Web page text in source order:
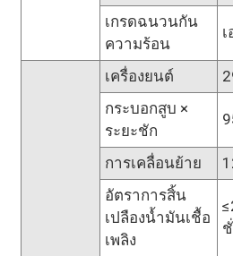
เกรดฉนวนกัน
ความร้อน
เครื่องยนต์
กระบอกสูบ ×
ระยะชัก
การเคลื่อนย้าย
อัตราการสิ้น
เปลืองน้ำมันเชื้อ
เพลิง